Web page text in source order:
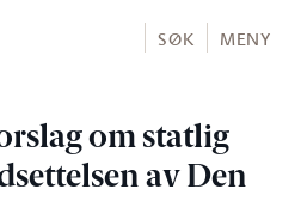
SØK MENY
om statlig
av Den